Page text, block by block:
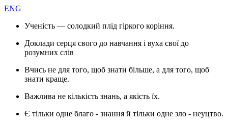
ENG
Ученість — солодкий плід гіркого коріння.
Доклади серця свого до навчання і вуха свої до
розумних слів
Вчись не для того, щоб знати більше, а для того, щоб
знати краще.
Важлива не кількість знань, а якість їх.
Є тільки одне благо - знання й тільки одне зло - неуцтво.